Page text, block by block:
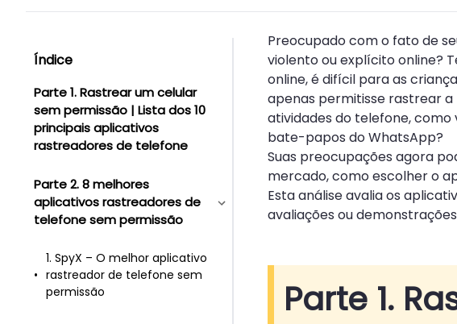
Índice
Parte 1. Rastrear um celular
sem permissão | Lista dos 10
principais aplicativos
rastreadores de telefone
Parte 2. 8 melhores
aplicativos rastreadores de
telefone sem permissão
1. SpyX – O melhor aplicativo
rastreador de telefone sem
permissão
Preocupado com o fato de
violento ou explícito online?
online, é difícil para as
apenas permitisse rastrear a
atividades do telefone,
bate-papos do WhatsApp?
Suas preocupações agora
mercado, como escolher o
Esta análise avalia os
avaliações ou
Parte 1.